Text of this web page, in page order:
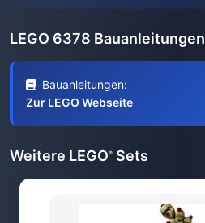
LEGO 6378 Bauanleitungen
Bauanleitungen:
Zur LEGO Webseite
Weitere LEGO® Sets